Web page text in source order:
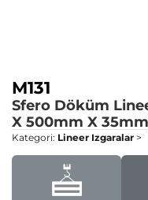
M131
Sfero Döküm
X 500mm X
Kategori: Lineer Izgaralar >